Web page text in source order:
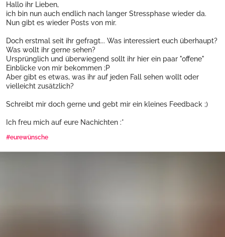
Hallo ihr Lieben,
ich bin nun auch endlich nach langer Stressphase wieder da.
Nun gibt es wieder Posts von mir.
Doch erstmal seit ihr gefragt... Was interessiert euch überhaupt?
Was wollt ihr gerne sehen?
Ursprünglich und überwiegend sollt ihr hier ein paar "offene"
Einblicke von mir bekommen ;P
Aber gibt es etwas, was ihr auf jeden Fall sehen wollt oder
vielleicht zusätzlich?
Schreibt mir doch gerne und gebt mir ein kleines Feedback ;)
Ich freu mich auf eure Nachichten :*
#eurewünsche